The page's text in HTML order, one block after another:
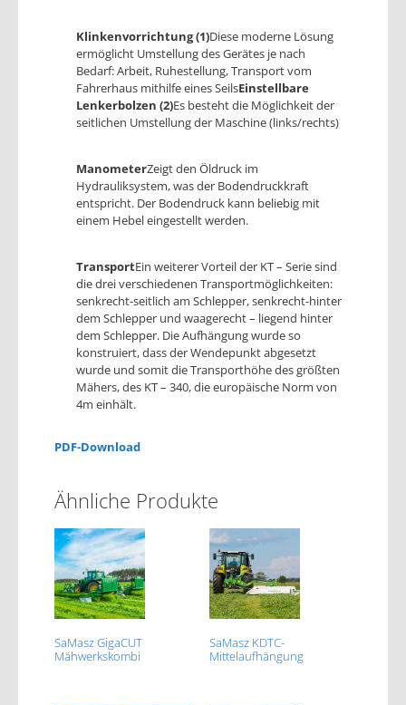
Klinkenvorrichtung (1)Diese moderne Lösung
ermöglicht Umstellung des Gerätes je nach
Bedarf: Arbeit, Ruhestellung, Transport vom
Fahrerhaus mithilfe eines SeilsEinstellbare
Lenkerbolzen (2)Es besteht die Möglichkeit der
seitlichen Umstellung der Maschine (links/rechts)
ManometerZeigt den Öldruck im
Hydrauliksystem, was der Bodendruckkraft
entspricht. Der Bodendruck kann beliebig mit
einem Hebel eingestellt werden.
TransportEin weiterer Vorteil der KT – Serie sind
die drei verschiedenen Transportmöglichkeiten:
senkrecht-seitlich am Schlepper, senkrecht-hinter
dem Schlepper und waagerecht – liegend hinter
dem Schlepper. Die Aufhängung wurde so
konstruiert, dass der Wendepunkt abgesetzt
wurde und somit die Transporthöhe des größten
Mähers, des KT – 340, die europäische Norm von
4m einhält.
PDF-Download
Ähnliche Produkte
SaMasz GigaCUT
Mähwerkskombi
SaMasz KDTC-
Mittelaufhängung